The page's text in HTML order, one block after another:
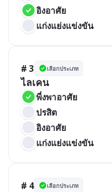
อิงอาศัย
แก่งแย่งแข่งขัน
# 3 เลือกประเภท
ไลเคน
พี่งพาอาศัย
ปรสิต
อิงอาศัย
แก่งแย่งแข่งขัน
# 4 เลือกประเภท